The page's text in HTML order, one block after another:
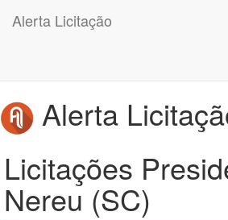
Alerta Licitação
Alerta
Licitações
Nereu (SC)